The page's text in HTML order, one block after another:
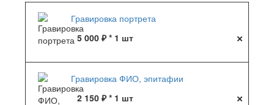
Гравировка портрета
5 000 ₽ * 1 шт
Гравировка ФИО, эпитафии
2 150 ₽ * 1 шт